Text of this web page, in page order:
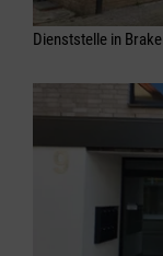
Dienststelle in Brake